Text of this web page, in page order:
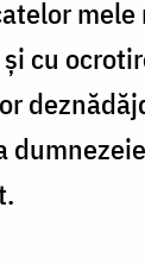
mele
cu